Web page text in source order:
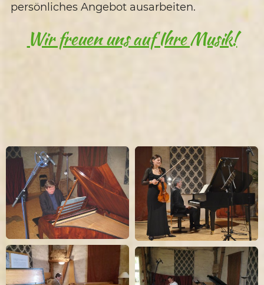
persönliches Angebot ausarbeiten.
Wir freuen uns auf Ihre Musik!